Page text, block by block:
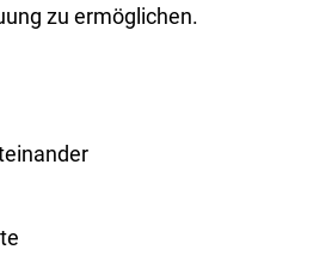
zu ermöglichen.